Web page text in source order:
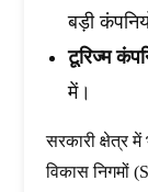
बड़ी
टूरिज्म
में।
सरकारी क्षेत्र
विकास निगमों